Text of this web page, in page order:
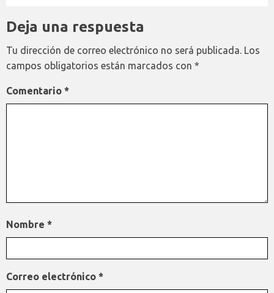
Deja una respuesta
Tu dirección de correo electrónico no será publicada. Los
campos obligatorios están marcados con *
Comentario *
Nombre *
Correo electrónico *